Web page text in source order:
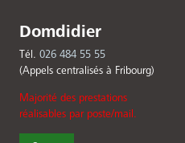
Domdidier
Tél. 026 484 55 55
(Appels centralisés à Fribourg)
Majorité des prestations
réalisables par poste/mail.